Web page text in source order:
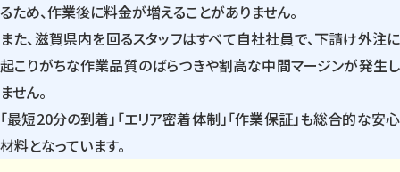
るため、作業後に料金が増えることがありません。
また、滋賀県内を回るスタッフはすべて自社社員で、下請け外注に
起こりがちな作業品質のばらつきや割高な中間マージンが発生し
ません。
「最短20分の到着」「エリア密着体制」「作業保証」も総合的な安心
材料となっています。